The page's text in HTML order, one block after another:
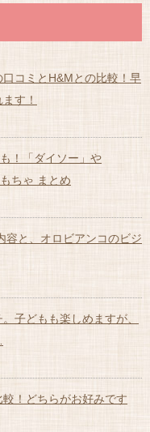
口コミとH&Mとの比較！早
す！
！「ダイソー」や
ちゃ まとめ
容と、オロビアンコのビジ
子どもも楽しめますが、
！どちらがお好みです